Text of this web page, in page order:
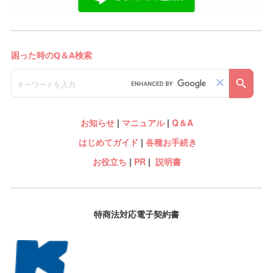
お知らせ| マニュアル| Q＆A
はじめてガイド | 各種お手続き
お役立ち | PR| 説明書
特商法対応電子契約書